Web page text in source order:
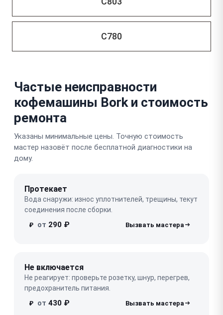
C780
Частые неисправности
кофемашины Bork и стоимость
ремонта
Указаны минимальные цены. Точную стоимость
мастер назовёт после бесплатной диагностики на
дому.
Протекает
Вода снаружи: износ уплотнителей, трещины, текут
соединения после сборки.
₽ от 290 ₽
Не включается
Не реагирует: проверьте розетку, шнур, перегрев,
предохранитель питания.
₽ от 430 ₽